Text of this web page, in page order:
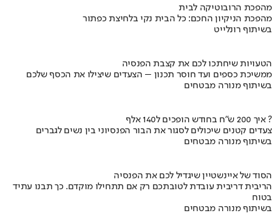
מהפכת הרובוטיקה לבית
מהפכת הניקיון החכם: כל הבית נקי בלחיצת כפתור
בשיתוף רונלייט
הטעויות שיחתכו לכם את קצבת הפנסיה
ממשיכת כספים ועד חוסר תכנון – הצעדים שיצילו את הכסף שלכם
בשיתוף מנורה מבטחים
איך 200 ש"ח בחודש הופכים ל140 אלף ?
צעדים קטנים שיכולים לסגור את הבור הפנסיוני בין נשים לגברים
בשיתוף מנורה מבטחים
הסוד של איינשטיין שיגדיל לכם את הפנסיה
הריבית דריבית עובדת לטובתכם רק אם תתחילו מוקדם. כך תבנו עתיד
בטוח
בשיתוף מנורה מבטחים